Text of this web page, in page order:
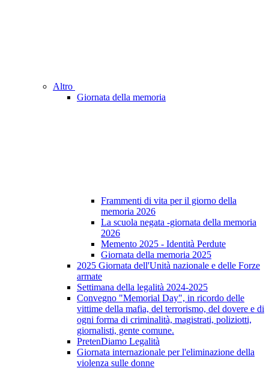
Altro
Giornata della memoria
Frammenti di vita per il giorno della
memoria 2026
La scuola negata -giornata della memoria
2026
Memento 2025 - Identità Perdute
Giornata della memoria 2025
2025 Giornata dell'Unità nazionale e delle Forze
armate
Settimana della legalità 2024-2025
Convegno "Memorial Day", in ricordo delle
vittime della mafia, del terrorismo, del dovere e di
ogni forma di criminalità, magistrati, poliziotti,
giornalisti, gente comune.
PretenDiamo Legalità
Giornata internazionale per l'eliminazione della
violenza sulle donne